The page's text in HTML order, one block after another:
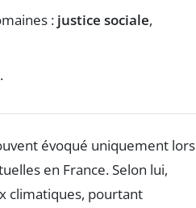
: justice sociale,
évoqué uniquement lors
en France. Selon lui,
climatiques, pourtant